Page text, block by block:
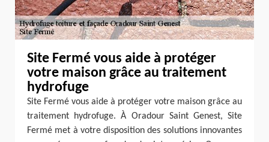
Site Fermé vous aide à protéger
votre maison grâce au traitement
hydrofuge
Site Fermé vous aide à protéger votre maison grâce au
traitement hydrofuge. À Oradour Saint Genest, Site
Fermé met à votre disposition des solutions innovantes